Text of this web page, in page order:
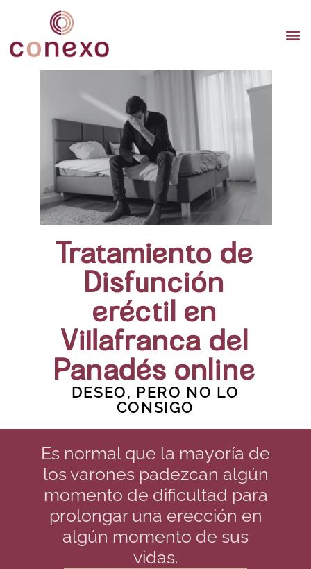
Tratamiento de
Disfunción
eréctil en
Villafranca del
Panadés online
DESEO, PERO NO LO
CONSIGO
Es normal que la mayoría de
los varones padezcan algún
momento de dificultad para
prolongar una erección en
algún momento de sus
vidas.